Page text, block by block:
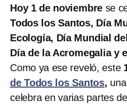
Hoy 1 de noviembre se
Todos los Santos, Día
Ecología, Día Mundial
Día de la Acromegalia y
Como ya ese reveló, este
de Todos los Santos,
celebra en varias partes